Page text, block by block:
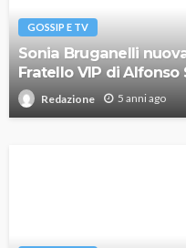
GOSSIP E TV
Sonia Bruganelli
Fratello VIP di Alfonso
Redazione 5 anni ago